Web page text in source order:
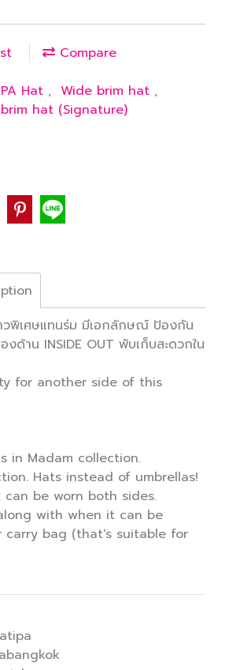
Compare
Hat , Wide brim hat ,
hat (Signature)
วพิเศษแทนร่ม มีเอกลักษณ์ ป้องกัน
งด้าน INSIDE OUT พับเก็บสะดวกใน
for another side of this
in Madam collection.
Hats instead of umbrellas!
can be worn both sides.
with when it can be
carry bag (that's suitable for